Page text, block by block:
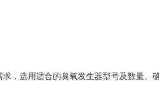
，选用适合的臭氧发生器型号及数量